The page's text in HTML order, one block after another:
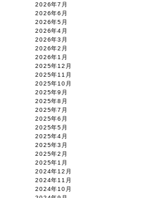
2026年7月
2026年6月
2026年5月
2026年4月
2026年3月
2026年2月
2026年1月
2025年12月
2025年11月
2025年10月
2025年9月
2025年8月
2025年7月
2025年6月
2025年5月
2025年4月
2025年3月
2025年2月
2025年1月
2024年12月
2024年11月
2024年10月